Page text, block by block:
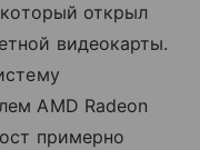
открыл
видеокарты.
AMD Radeon
примерно